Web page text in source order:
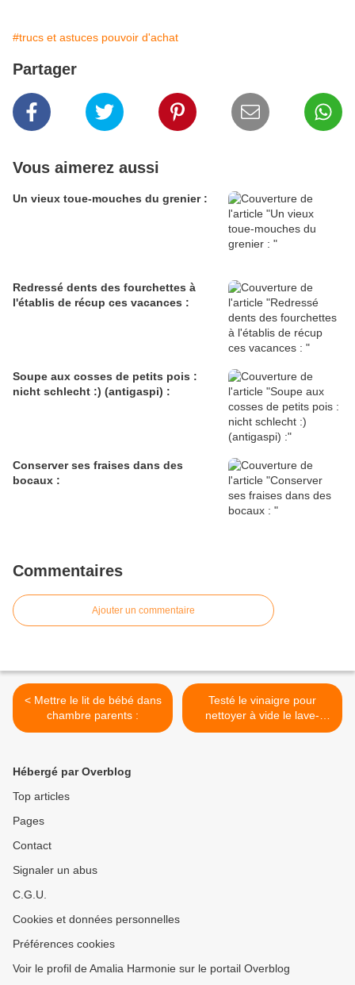
#trucs et astuces pouvoir d'achat
Partager
Vous aimerez aussi
Un vieux toue-mouches du grenier :
Redressé dents des fourchettes à
l'établis de récup ces vacances :
Soupe aux cosses de petits pois :
nicht schlecht :) (antigaspi) :
Conserver ses fraises dans des
bocaux :
Commentaires
Ajouter un commentaire
< Mettre le lit de bébé dans
chambre parents :
Testé le vinaigre pour
nettoyer à vide le lave-
vaisselle : >
Hébergé par Overblog
Top articles
Pages
Contact
Signaler un abus
C.G.U.
Cookies et données personnelles
Préférences cookies
Voir le profil de Amalia Harmonie sur le portail Overblog